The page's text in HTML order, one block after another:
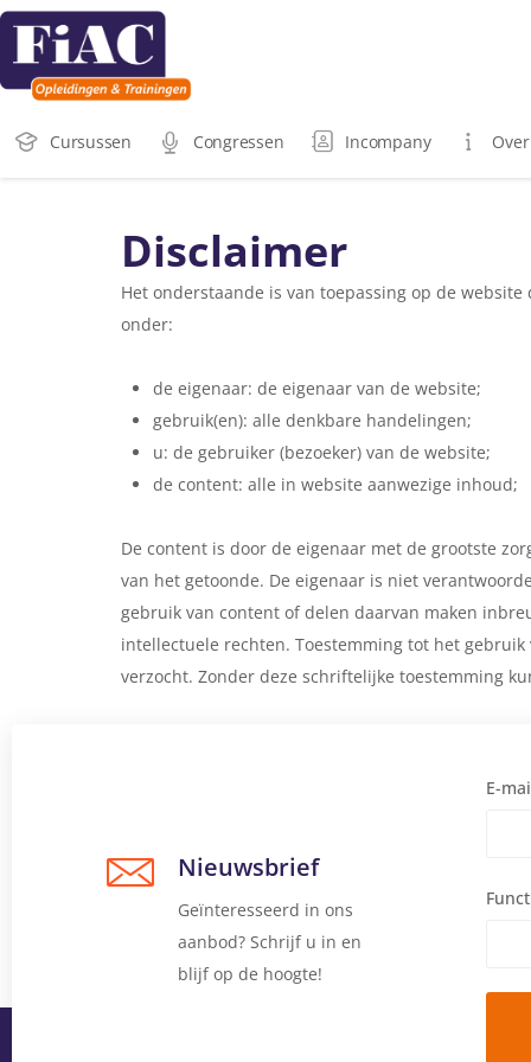
Cursussen Congressen Incompany
Disclaimer
Het onderstaande is van toepassing op de
onder:
de eigenaar: de eigenaar van de website;
gebruik(en): alle denkbare handelingen;
u: de gebruiker (bezoeker) van de website;
de content: alle in website aanwezige inhoud;
De content is door de eigenaar met de grootste
van het getoonde. De eigenaar is niet
gebruik van content of delen daarvan maken
intellectuele rechten. Toestemming tot het
verzocht. Zonder deze schriftelijke toestemming
Nieuwsbrief
Geïnteresseerd in ons
aanbod? Schrijf u in en
blijf op de hoogte!
E-